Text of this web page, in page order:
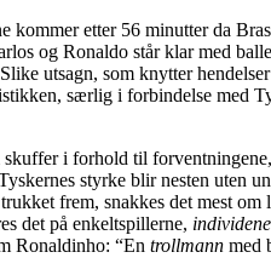
kommer etter 56 minutter da
og Ronaldo står klar med
utsagn, som knytter
særlig i forbindelse med
i forhold til
styrke blir nesten uten
frem, snakkes det mest om
det på enkeltspillerne,
Ronaldinho: “En trollmann med